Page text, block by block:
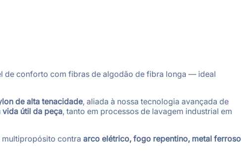
de conforto com fibras de algodão de fibra longa — ideal
de alta tenacidade, aliada à nossa tecnologia avançada de
útil da peça, tanto em processos de lavagem industrial em
contra arco elétrico, fogo repentino, metal ferroso